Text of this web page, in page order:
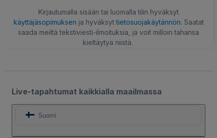
Kirjautumalla sisään tai luomalla tilin hyväksyt
käyttäjäsopimuksen ja hyväksyttietosuojakäytännön. Saatat
saada meiltä tekstiviesti-ilmoituksia, ja voit milloin tahansa
kieltäytyä niistä.
Live-tapahtumat kaikkialla maailmassa
Suomi